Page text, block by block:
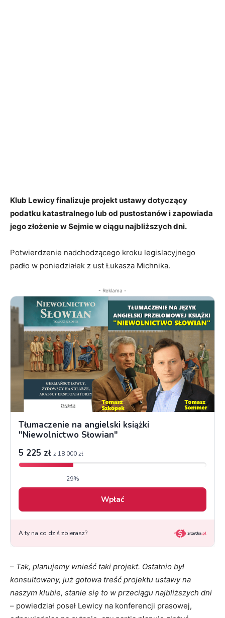
Klub Lewicy finalizuje projekt ustawy dotyczący
podatku katastralnego lub od pustostanów i zapowiada
jego złożenie w Sejmie w ciągu najbliższych dni.
Potwierdzenie nadchodzącego kroku legislacyjnego
padło w poniedziałek z ust Łukasza Michnika.
- Reklama -
– Tak, planujemy wnieść taki projekt. Ostatnio był
konsultowany, już gotowa treść projektu ustawy na
naszym klubie, stanie się to w przeciągu najbliższych dni
– powiedział poseł Lewicy na konferencji prasowej,